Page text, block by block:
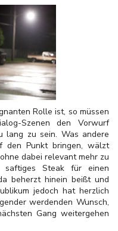
Rolle ist, so müssen
Szenen den Vorwurf
lang zu sein. Was andere
den Punkt bringen, wälzt
dabei relevant mehr zu
Steak für einen
beherzt hinein beißt und
jedoch hat herzlich
werdenden Wunsch,
Gang weitergehen